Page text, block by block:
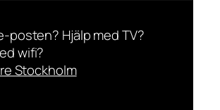
posten? Hjälp med TV?
wifi?
Stockholm